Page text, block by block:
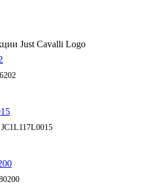
Just Cavalli Logo